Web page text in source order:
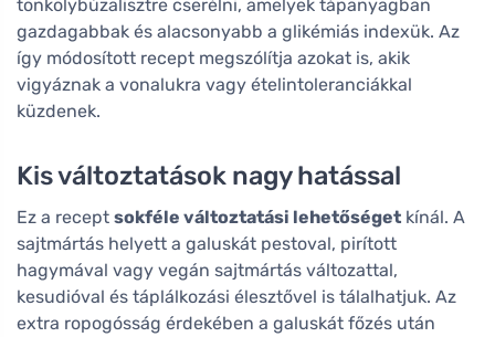
tönkölybúzalisztre cserélni, amelyek tápanyagban
gazdagabbak és alacsonyabb a glikémiás indexük. Az
így módosított recept megszólítja azokat is, akik
vigyáznak a vonalukra vagy ételintoleranciákkal
küzdenek.
Kis változtatások nagy hatással
Ez a recept sokféle változtatási lehetőséget kínál. A
sajtmártás helyett a galuskát pestoval, pirított
hagymával vagy vegán sajtmártás változattal,
kesudióval és táplálkozási élesztővel is tálalhatjuk. Az
extra ropogósság érdekében a galuskát főzés után